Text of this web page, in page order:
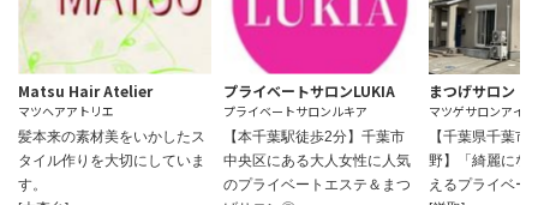
Matsu Hair Atelier
マツヘアアトリエ
髪本来の素材美をいかしたス
タイル作りを大切にしていま
す。
プライベートサロンLUKIA
プライベートサロンルキア
【本千葉駅徒歩2分】千葉市
中央区にある大人女性に人気
のプライベートエステ＆まつ
まつげサロン ア
マツゲサロンアイ
【千葉県千葉市
野】「綺麗にな
えるプライベ